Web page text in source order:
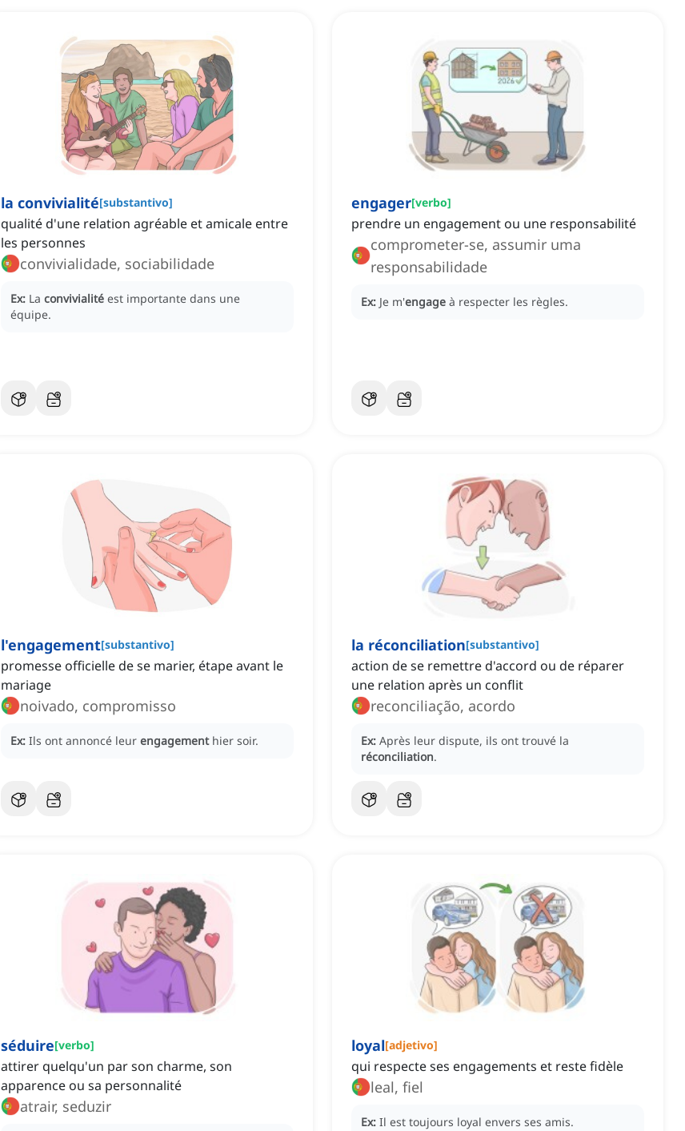
la convivialité[substantivo]
qualité d'une relation agréable et amicale entre
les personnes
convivialidade, sociabilidade
Ex: La convivialité est importante dans une
équipe.
engager[verbo]
prendre un engagement ou une responsabilité
comprometer-se, assumir uma
responsabilidade
Ex: Je m'engage à respecter les règles.
l'engagement[substantivo]
promesse officielle de se marier, étape avant le
mariage
noivado, compromisso
Ex: Ils ont annoncé leur engagement hier soir.
la réconciliation[substantivo]
action de se remettre d'accord ou de réparer
une relation après un conflit
reconciliação, acordo
Ex: Après leur dispute, ils ont trouvé la
réconciliation.
séduire[verbo]
attirer quelqu'un par son charme, son
apparence ou sa personnalité
atrair, seduzir
loyal[adjetivo]
qui respecte ses engagements et reste fidèle
leal, fiel
Ex: Il est toujours loyal envers ses amis.